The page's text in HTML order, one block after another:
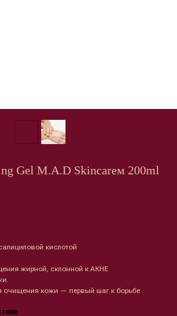
Gel M.A.D Skincareм 200ml
кислотой
жирной, склонной к АКНЕ
очищения кожи — первый шаг к борьбе